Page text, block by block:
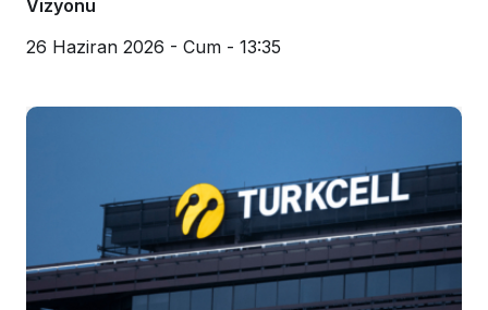
Vizyonu
26 Haziran 2026 - Cum - 13:35